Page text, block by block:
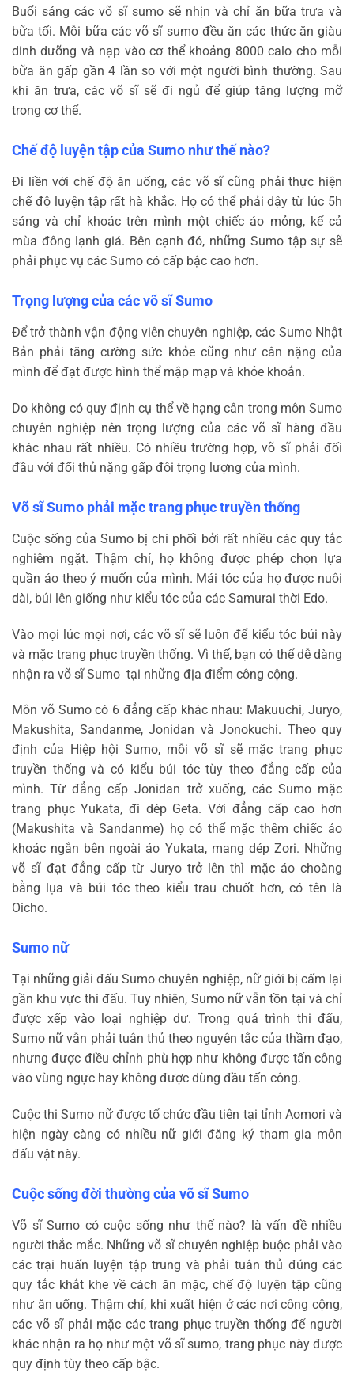
Buổi sáng các võ sĩ sumo sẽ nhịn và chỉ ăn bữa trưa và
bữa tối. Mỗi bữa các võ sĩ sumo đều ăn các thức ăn giàu
dinh dưỡng và nạp vào cơ thể khoảng 8000 calo cho mỗi
bữa ăn gấp gần 4 lần so với một người bình thường. Sau
khi ăn trưa, các võ sĩ sẽ đi ngủ để giúp tăng lượng mỡ
trong cơ thể.
Chế độ luyện tập của Sumo như thế nào?
Đi liền với chế độ ăn uống, các võ sĩ cũng phải thực hiện
chế độ luyện tập rất hà khắc. Họ có thể phải dậy từ lúc 5h
sáng và chỉ khoác trên mình một chiếc áo mỏng, kể cả
mùa đông lạnh giá. Bên cạnh đó, những Sumo tập sự sẽ
phải phục vụ các Sumo có cấp bậc cao hơn.
Trọng lượng của các võ sĩ Sumo
Để trở thành vận động viên chuyên nghiệp, các Sumo Nhật
Bản phải tăng cường sức khỏe cũng như cân nặng của
mình để đạt được hình thể mập mạp và khỏe khoắn.
Do không có quy định cụ thể về hạng cân trong môn Sumo
chuyên nghiệp nên trọng lượng của các võ sĩ hàng đầu
khác nhau rất nhiều. Có nhiều trường hợp, võ sĩ phải đối
đầu với đối thủ nặng gấp đôi trọng lượng của mình.
Võ sĩ Sumo phải mặc trang phục truyền thống
Cuộc sống của Sumo bị chi phối bởi rất nhiều các quy tắc
nghiêm ngặt. Thậm chí, họ không được phép chọn lựa
quần áo theo ý muốn của mình. Mái tóc của họ được nuôi
dài, búi lên giống như kiểu tóc của các Samurai thời Edo.
Vào mọi lúc mọi nơi, các võ sĩ sẽ luôn để kiểu tóc búi này
và mặc trang phục truyền thống. Vì thế, bạn có thể dễ dàng
nhận ra võ sĩ Sumo tại những địa điểm công cộng.
Môn võ Sumo có 6 đẳng cấp khác nhau: Makuuchi, Juryo,
Makushita, Sandanme, Jonidan và Jonokuchi. Theo quy
định của Hiệp hội Sumo, mỗi võ sĩ sẽ mặc trang phục
truyền thống và có kiểu búi tóc tùy theo đẳng cấp của
mình. Từ đẳng cấp Jonidan trở xuống, các Sumo mặc
trang phục Yukata, đi dép Geta. Với đẳng cấp cao hơn
(Makushita và Sandanme) họ có thể mặc thêm chiếc áo
khoác ngắn bên ngoài áo Yukata, mang dép Zori. Những
võ sĩ đạt đẳng cấp từ Juryo trở lên thì mặc áo choàng
bằng lụa và búi tóc theo kiểu trau chuốt hơn, có tên là
Oicho.
Sumo nữ
Tại những giải đấu Sumo chuyên nghiệp, nữ giới bị cấm lại
gần khu vực thi đấu. Tuy nhiên, Sumo nữ vẫn tồn tại và chỉ
được xếp vào loại nghiệp dư. Trong quá trình thi đấu,
Sumo nữ vẫn phải tuân thủ theo nguyên tắc của thầm đạo,
nhưng được điều chỉnh phù hợp như không được tấn công
vào vùng ngực hay không được dùng đầu tấn công.
Cuộc thi Sumo nữ được tổ chức đầu tiên tại tỉnh Aomori và
hiện ngày càng có nhiều nữ giới đăng ký tham gia môn
đấu vật này.
Cuộc sống đời thường của võ sĩ Sumo
Võ sĩ Sumo có cuộc sống như thế nào? là vấn đề nhiều
người thắc mắc. Những võ sĩ chuyên nghiệp buộc phải vào
các trại huấn luyện tập trung và phải tuân thủ đúng các
quy tắc khắt khe về cách ăn mặc, chế độ luyện tập cũng
như ăn uống. Thậm chí, khi xuất hiện ở các nơi công cộng,
các võ sĩ phải mặc các trang phục truyền thống để người
khác nhận ra họ như một võ sĩ sumo, trang phục này được
quy định tùy theo cấp bậc.